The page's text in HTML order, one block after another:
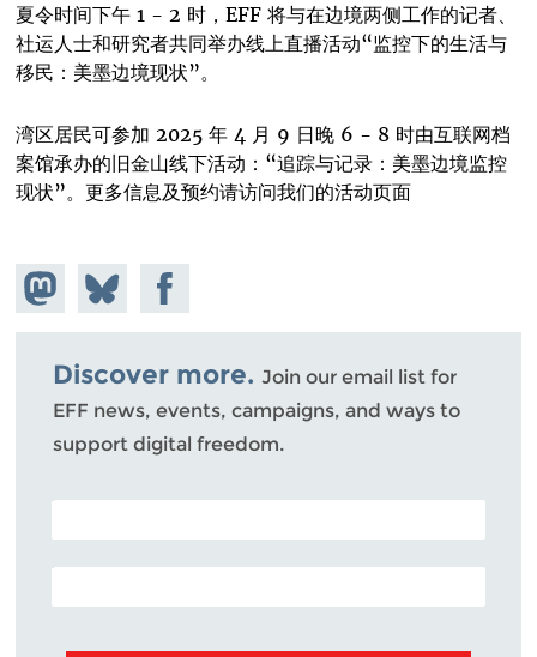
夏令时间下午 1 - 2 时，EFF 将与在边境两侧工作的记者、
社运人士和研究者共同举办线上直播活动“监控下的生活与
移民：美墨边境现状”。
湾区居民可参加 2025 年 4 月 9 日晚 6 - 8 时由互联网档
案馆承办的旧金山线下活动：“追踪与记录：美墨边境监控
现状”。更多信息及预约请访问我们的活动页面
Share on
Mastodon
Share
on
Bluesky
Share on
Facebook
Discover more. Join our email list for
EFF news, events, campaigns, and ways to
support digital freedom.
POSTAL CODE (OPTIONAL)
EMAIL ADDRESS